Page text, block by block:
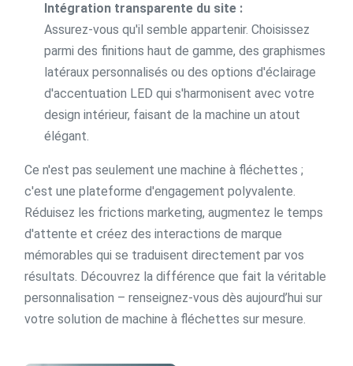
Intégration transparente du site :
Assurez-vous qu'il semble appartenir. Choisissez
parmi des finitions haut de gamme, des graphismes
latéraux personnalisés ou des options d'éclairage
d'accentuation LED qui s'harmonisent avec votre
design intérieur, faisant de la machine un atout
élégant.
Ce n'est pas seulement une machine à fléchettes ;
c'est une plateforme d'engagement polyvalente.
Réduisez les frictions marketing, augmentez le temps
d'attente et créez des interactions de marque
mémorables qui se traduisent directement par vos
résultats. Découvrez la différence que fait la véritable
personnalisation – renseignez-vous dès aujourd’hui sur
votre solution de machine à fléchettes sur mesure.